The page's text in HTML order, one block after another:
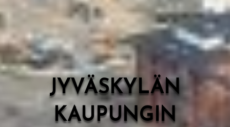
JYVÄSKYLÄN
KAUPUNGIN